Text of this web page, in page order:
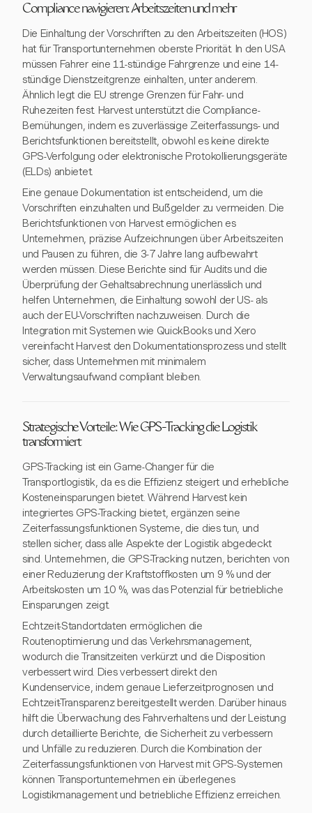
Compliance navigieren: Arbeitszeiten und mehr
Die Einhaltung der Vorschriften zu den Arbeitszeiten (HOS)
hat für Transportunternehmen oberste Priorität. In den USA
müssen Fahrer eine 11-stündige Fahrgrenze und eine 14-
stündige Dienstzeitgrenze einhalten, unter anderem.
Ähnlich legt die EU strenge Grenzen für Fahr- und
Ruhezeiten fest. Harvest unterstützt die Compliance-
Bemühungen, indem es zuverlässige Zeiterfassungs- und
Berichtsfunktionen bereitstellt, obwohl es keine direkte
GPS-Verfolgung oder elektronische Protokollierungsgeräte
(ELDs) anbietet.
Eine genaue Dokumentation ist entscheidend, um die
Vorschriften einzuhalten und Bußgelder zu vermeiden. Die
Berichtsfunktionen von Harvest ermöglichen es
Unternehmen, präzise Aufzeichnungen über Arbeitszeiten
und Pausen zu führen, die 3-7 Jahre lang aufbewahrt
werden müssen. Diese Berichte sind für Audits und die
Überprüfung der Gehaltsabrechnung unerlässlich und
helfen Unternehmen, die Einhaltung sowohl der US- als
auch der EU-Vorschriften nachzuweisen. Durch die
Integration mit Systemen wie QuickBooks und Xero
vereinfacht Harvest den Dokumentationsprozess und stellt
sicher, dass Unternehmen mit minimalem
Verwaltungsaufwand compliant bleiben.
Strategische Vorteile: Wie GPS-Tracking die Logistik
transformiert
GPS-Tracking ist ein Game-Changer für die
Transportlogistik, da es die Effizienz steigert und erhebliche
Kosteneinsparungen bietet. Während Harvest kein
integriertes GPS-Tracking bietet, ergänzen seine
Zeiterfassungsfunktionen Systeme, die dies tun, und
stellen sicher, dass alle Aspekte der Logistik abgedeckt
sind. Unternehmen, die GPS-Tracking nutzen, berichten von
einer Reduzierung der Kraftstoffkosten um 9 % und der
Arbeitskosten um 10 %, was das Potenzial für betriebliche
Einsparungen zeigt.
Echtzeit-Standortdaten ermöglichen die
Routenoptimierung und das Verkehrsmanagement,
wodurch die Transitzeiten verkürzt und die Disposition
verbessert wird. Dies verbessert direkt den
Kundenservice, indem genaue Lieferzeitprognosen und
Echtzeit-Transparenz bereitgestellt werden. Darüber hinaus
hilft die Überwachung des Fahrverhaltens und der Leistung
durch detaillierte Berichte, die Sicherheit zu verbessern
und Unfälle zu reduzieren. Durch die Kombination der
Zeiterfassungsfunktionen von Harvest mit GPS-Systemen
können Transportunternehmen ein überlegenes
Logistikmanagement und betriebliche Effizienz erreichen.